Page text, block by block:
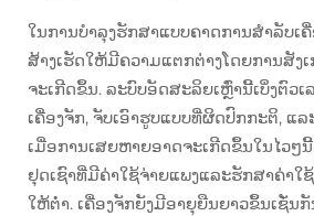
ໃນການບຳລຸງຮັກສາແບບຄາດການສຳລັບເ
ສ້າງເຮັດໃຫ້ມີຄວາມແຕກຕ່າງໂດຍການສັງ
ຈະເກີດຂຶ້ນ. ລະບົບອັດສະລິຍເຫຼົ່ານີ້ເບິ່ງຕົວ
ເຄື່ອງຈັກ, ຈັບເອົາຮູບແບບທີ່ຜິດປົກກະຕິ, ແລ
ເມື່ອການເສຍຫາຍອາດຈະເກີດຂຶ້ນໃນໄວໆ
ຢຸດເຊົາທີ່ມີຄ່າໃຊ້ຈ່າຍແພງແລະຮັກສາຄ່າໃ
ໃຫ້ຕ່ຳ. ເຄື່ອງຈັກຍັງມີອາຍຸຍືນຍາວຂຶ້ນເຊັ່ນ